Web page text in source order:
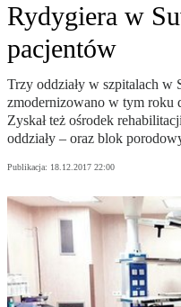
Rydygiera w
pacjentów
Trzy oddziały w szpitalach w
zmodernizowano w tym roku
Zyskał też ośrodek
oddziały – oraz blok
Publikacja: 18.12.2017 22:00